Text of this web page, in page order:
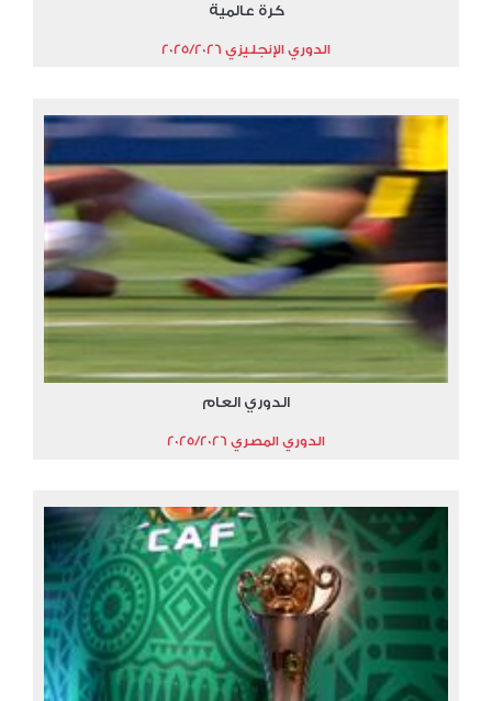
كرة عالمية
الدوري الإنجليزي 2025/2026
الدوري العام
الدوري المصري 2025/2026